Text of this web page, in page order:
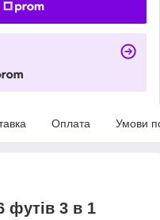
Оплата Умови
футів 3 в 1